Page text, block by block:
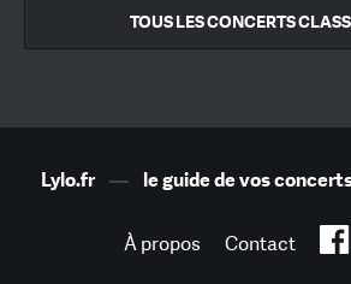
TOUS LES CONCERTS
Lylo.fr— le guide de vos
À propos Contact